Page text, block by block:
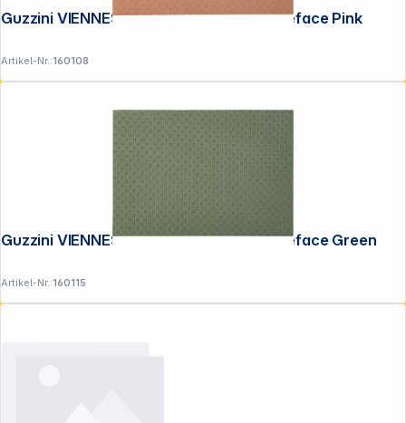
Guzzini VIENNESE Platzdeckchen Doubleface Pink
Artikel-Nr.:160108
Guzzini VIENNESE Platzdeckchen Doubleface Green
Artikel-Nr.:160115